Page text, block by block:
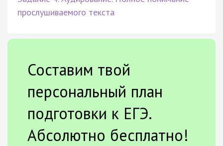
прослушиваемого текста
Составим твой
персональный план
подготовки к ЕГЭ.
Абсолютно бесплатно!